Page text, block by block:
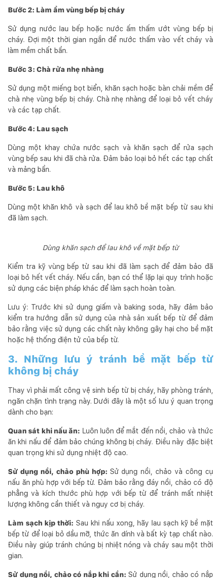
Bước 2: Làm ẩm vùng bếp bị cháy
Sử dụng nước lau bếp hoặc nước ấm thấm ướt vùng bếp bị
cháy. Đợi một thời gian ngắn để nước thấm vào vết cháy và
làm mềm chất bẩn.
Bước 3: Chà rửa nhẹ nhàng
Sử dụng một miếng bọt biển, khăn sạch hoặc bàn chải mềm để
chà nhẹ vùng bếp bị cháy. Chà nhẹ nhàng để loại bỏ vết cháy
và các tạp chất.
Bước 4: Lau sạch
Dùng một khay chứa nước sạch và khăn sạch để rửa sạch
vùng bếp sau khi đã chà rửa. Đảm bảo loại bỏ hết các tạp chất
và mảng bẩn.
Bước 5: Lau khô
Dùng một khăn khô và sạch để lau khô bề mặt bếp từ sau khi
đã làm sạch.
Dùng khăn sạch để lau khô về mặt bếp từ
Kiểm tra kỹ vùng bếp từ sau khi đã làm sạch để đảm bảo đã
loại bỏ hết vết cháy. Nếu cần, bạn có thể lặp lại quy trình hoặc
sử dụng các biện pháp khác để làm sạch hoàn toàn.
Lưu ý: Trước khi sử dụng giấm và baking soda, hãy đảm bảo
kiểm tra hướng dẫn sử dụng của nhà sản xuất bếp từ để đảm
bảo rằng việc sử dụng các chất này không gây hại cho bề mặt
hoặc hệ thống điện tử của bếp từ.
3. Những lưu ý tránh bề mặt bếp từ
không bị cháy
Thay vì phải mất công vệ sinh bếp từ bị cháy, hãy phòng tránh,
ngăn chặn tình trạng này. Dưới đây là một số lưu ý quan trọng
dành cho bạn:
Quan sát khi nấu ăn: Luôn luôn để mắt đến nồi, chảo và thức
ăn khi nấu để đảm bảo chúng không bị cháy. Điều này đặc biệt
quan trọng khi sử dụng nhiệt độ cao.
Sử dụng nồi, chảo phù hợp: Sử dụng nồi, chảo và công cụ
nấu ăn phù hợp với bếp từ. Đảm bảo rằng đáy nồi, chảo có độ
phẳng và kích thước phù hợp với bếp từ để tránh mất nhiệt
lượng không cần thiết và nguy cơ bị cháy.
Làm sạch kịp thời: Sau khi nấu xong, hãy lau sạch kỹ bề mặt
bếp từ để loại bỏ dầu mỡ, thức ăn dính và bất kỳ tạp chất nào.
Điều này giúp tránh chúng bị nhiệt nóng và cháy sau một thời
gian.
Sử dụng nồi, chảo có nắp khi cần: Sử dụng nồi, chảo có nắp